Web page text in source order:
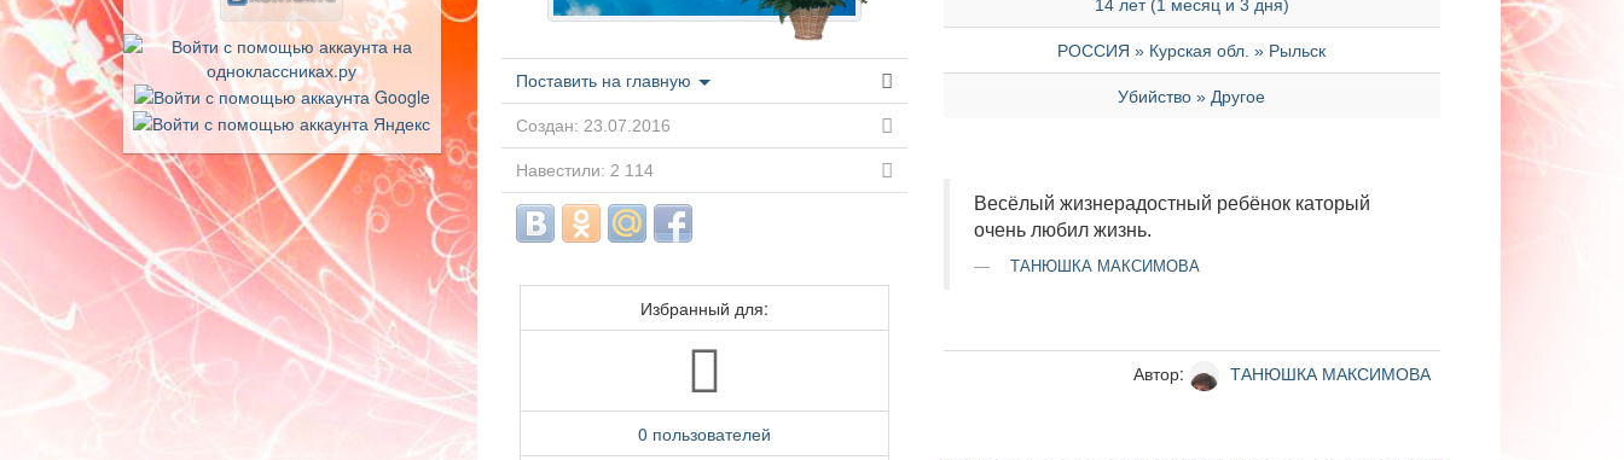
Поставить на главную
Создан: 23.07.2016
Навестили: 2 114
Избранный для:
0 пользователей
14 лет (1 месяц и 3 дня)
РОССИЯ » Курская обл. » Рыльск
Убийство » Другое
Весёлый жизнерадостный ребёнок каторый
очень любил жизнь.
ТАНЮШКА МАКСИМОВА
Автор: ТАНЮШКА МАКСИМОВА